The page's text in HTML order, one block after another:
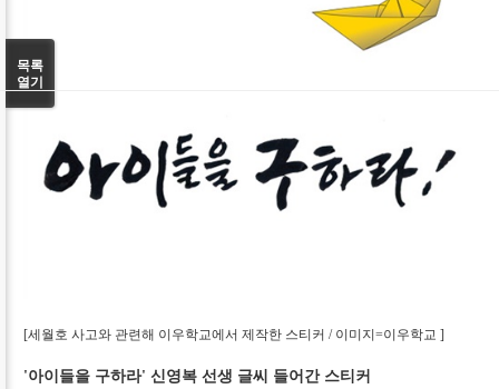
[세월호 사고와 관련해 이우학교에서 제작한 스티커 / 이미지=이우학교 ]
'아이들을 구하라' 신영복 선생 글씨 들어간 스티커
목록
열기